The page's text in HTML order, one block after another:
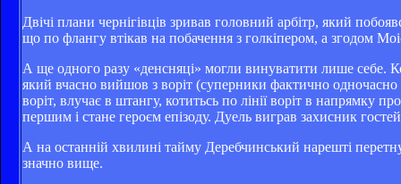
Двічі плани чернігівців зривав головний арбітр, який
що по флангу втікав на побачення з голкіпером, а згодом
А ще одного разу «денсняці» могли винуватити лише себе.
який вчасно вийшов з воріт (суперники фактично
воріт, влучає в штангу, котитьсь по лінії воріт в напрямку
першим і стане героєм епізоду. Дуель виграв захисник
А на останній хвилині тайму Деребчинський нарешті
значно вище.